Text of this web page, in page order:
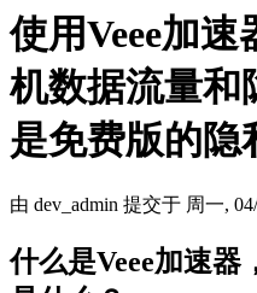
使用Veee加
机数据流量和
是免费版的隐
由 dev_admin 提交于 周一,
什么是Veee加速